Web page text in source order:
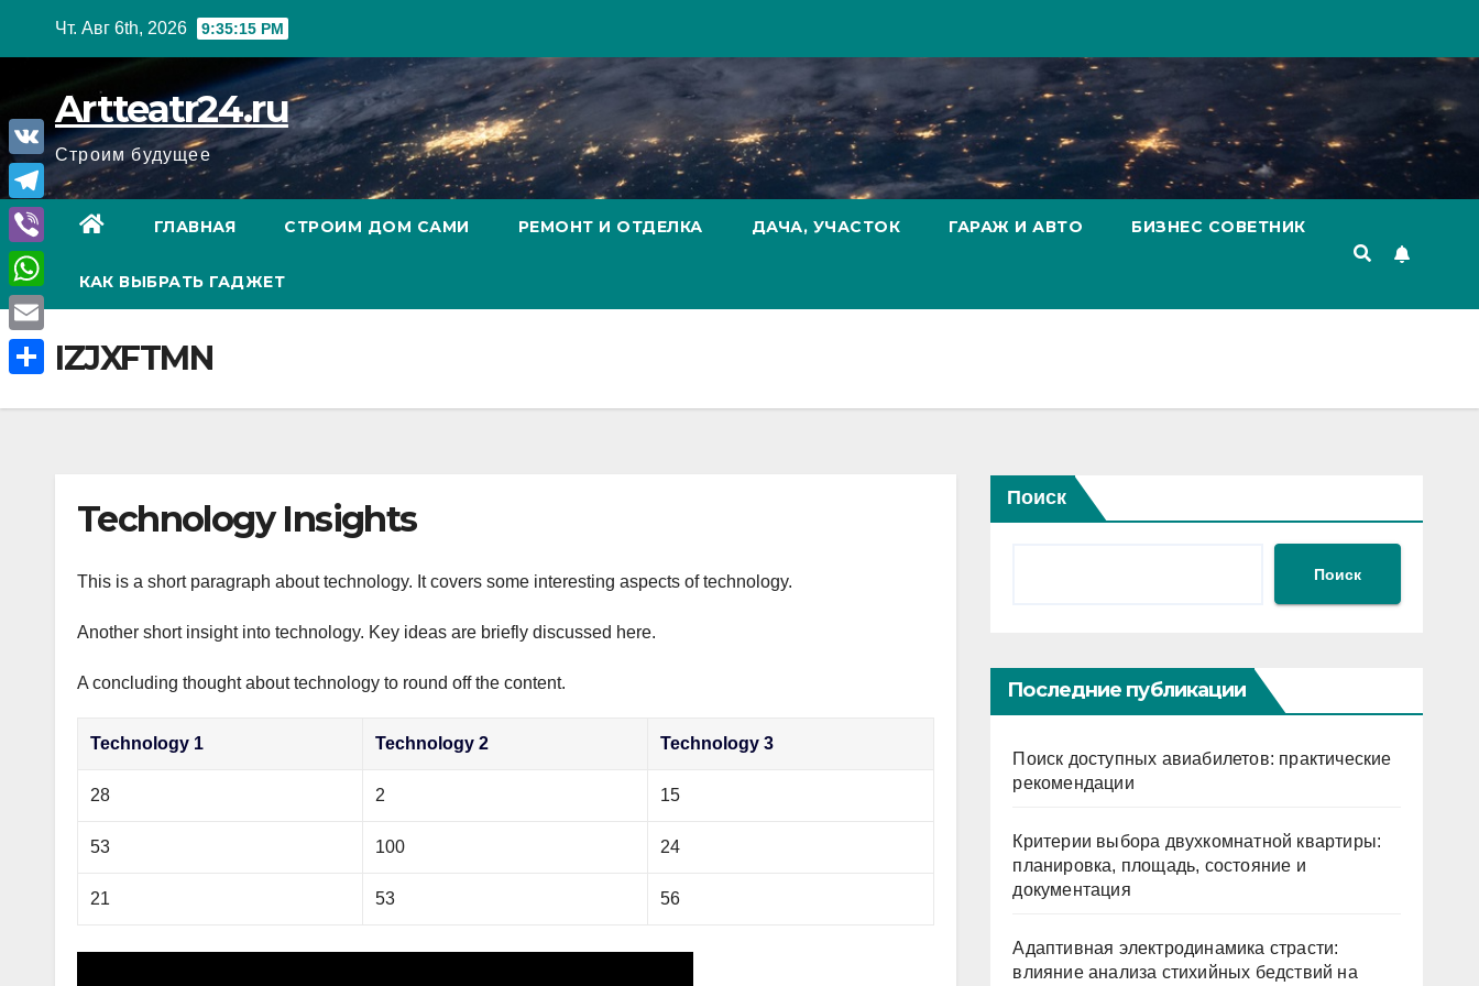
Чт. Авг 6th, 2026 9:35:16 PM
Artteatr24.ru
Строим будущее
ГЛАВНАЯ СТРОИМ ДОМ САМИ РЕМОНТ И ОТДЕЛКА ДАЧА, УЧАСТОК ГАРАЖ И АВТО БИЗНЕС СОВЕТНИК
КАК ВЫБРАТЬ ГАДЖЕТ
IZJXFTMN
Technology Insights
This is a short paragraph about technology. It covers some interesting aspects of technology.
Another short insight into technology. Key ideas are briefly discussed here.
A concluding thought about technology to round off the content.
Technology 1 Technology 2 Technology 3
28 2 15
53 100 24
21 53 56
Поиск
Поиск
Последние публикации
Поиск доступных авиабилетов: практические
рекомендации
Критерии выбора двухкомнатной квартиры:
планировка, площадь, состояние и
документация
Адаптивная электродинамика страсти:
влияние анализа стихийных бедствий на
V
K
T
e
l
e
g
V
i
b
e
W
h
a
t
E